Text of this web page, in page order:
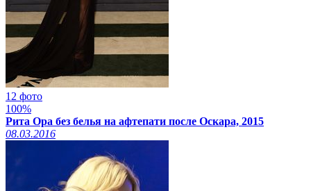
12 фото
100%
Рита Ора без белья на афтепати после Оскара, 2015
08.03.2016